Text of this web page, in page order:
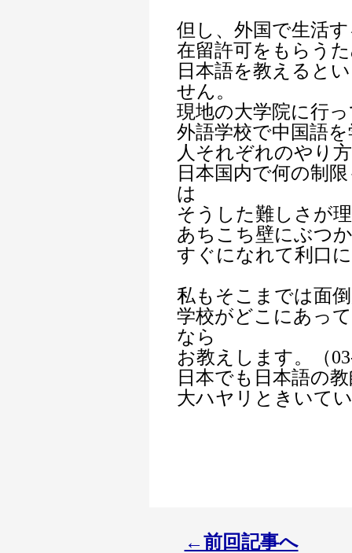
但し、外国で生活
在留許可をもらう
日本語を教えると
せん。
現地の大学院に行
外語学校で中国語
人それぞれのやり
日本国内で何の制
は
そうした難しさが
あちこち壁にぶつ
すぐになれて利口
私もそこまでは面
学校がどこにあっ
なら
お教えします。（
日本でも日本語の
大ハヤリときいて
←前回記事へ